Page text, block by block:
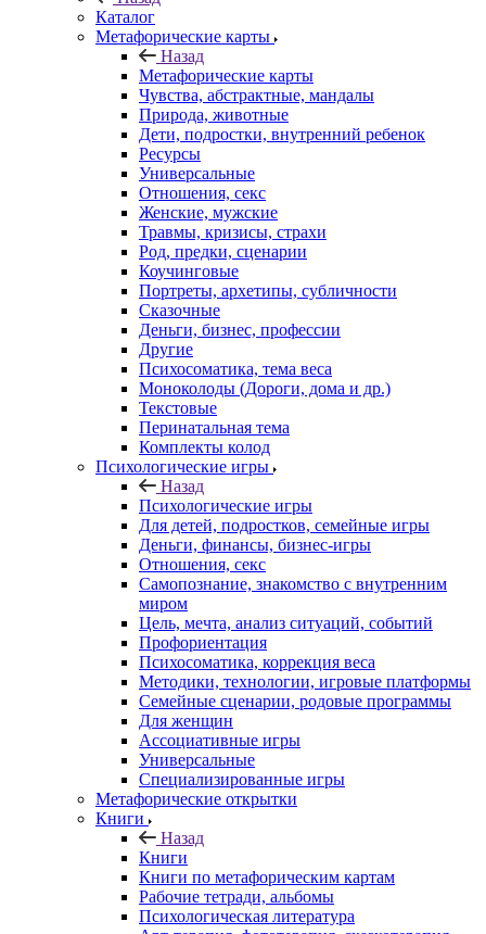
Каталог
Mетафорические карты
Назад
Mетафорические карты
Чувства, абстрактные, мандалы
Природа, животные
Дети, подростки, внутренний ребенок
Ресурсы
Универсальные
Отношения, секс
Женские, мужские
Травмы, кризисы, страхи
Род, предки, сценарии
Коучинговые
Портреты, архетипы, субличности
Сказочные
Деньги, бизнес, профессии
Другие
Психосоматика, тема веса
Моноколоды (Дороги, дома и др.)
Текстовые
Перинатальная тема
Комплекты колод
Психологические игры
Назад
Психологические игры
Для детей, подростков, семейные игры
Деньги, финансы, бизнес-игры
Отношения, секс
Самопознание, знакомство с внутренним
миром
Цель, мечта, анализ ситуаций, событий
Профориентация
Психосоматика, коррекция веса
Методики, технологии, игровые платформы
Семейные сценарии, родовые программы
Для женщин
Ассоциативные игры
Универсальные
Специализированные игры
Метафорические открытки
Книги
Назад
Книги
Книги по метафорическим картам
Рабочие тетради, альбомы
Психологическая литература